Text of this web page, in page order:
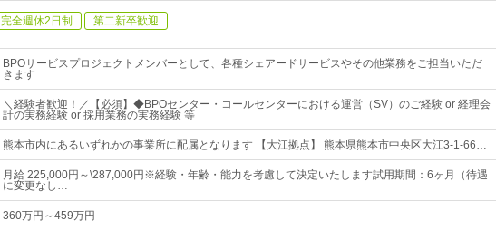
完全週休2日制 第二新卒歓迎
BPOサービスプロジェクトメンバーとして、各種シェアードサービスやその他業務をご担当いただ
きます
＼経験者歓迎！／【必須】◆BPOセンター・コールセンターにおける運営（SV）のご経験 or 経理会
計の実務経験 or 採用業務の実務経験 等
熊本市内にあるいずれかの事業所に配属となります 【大江拠点】 熊本県熊本市中央区大江3-1-66…
月給 225,000円～\287,000円※経験・年齢・能力を考慮して決定いたします試用期間：6ヶ月（待遇
に変更なし…
360万円～459万円